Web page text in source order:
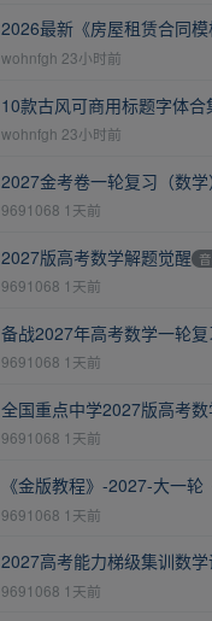
2026最新《房屋租赁合同
wohnfgh 23小时前
10款古风可商用标题字体合
wohnfgh 23小时前
2027金考卷一轮复习（数
9691068 1天前
2027版高考数学解题觉醒
9691068 1天前
备战2027年高考数学一轮
9691068 1天前
全国重点中学2027版高考
9691068 1天前
《金版教程》-2027-大一
9691068 1天前
2027高考能力梯级集训数
9691068 1天前